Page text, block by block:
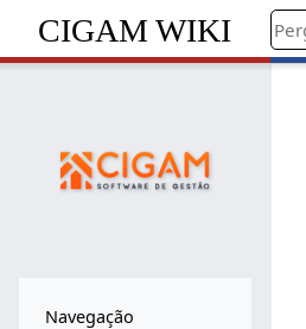
CIGAM WIKI
Navegação